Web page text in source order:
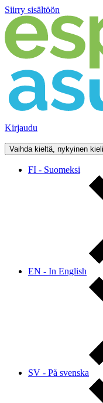
Siirry sisältöön
Kirjaudu
Vaihda kieltä, nykyinen
FI - Suomeksi
EN - In English
SV - På svenska